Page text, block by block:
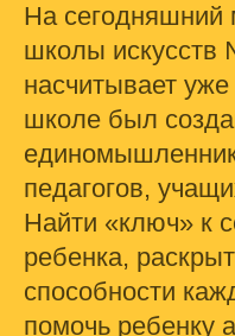
На сегодняшний
школы искусств
насчитывает
школе был
педагогов,
Найти «ключ» к
ребенка,
способности
помочь ребенку